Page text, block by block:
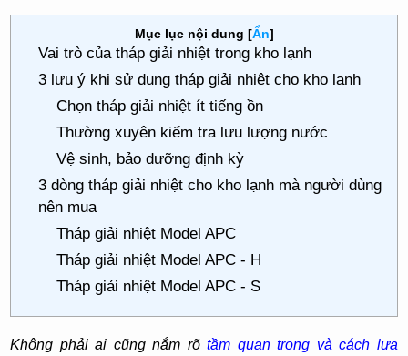
Mục lục nội dung [Ẩn]
Vai trò của tháp giải nhiệt trong kho lạnh
3 lưu ý khi sử dụng tháp giải nhiệt cho kho lạnh
Chọn tháp giải nhiệt ít tiếng ồn
Thường xuyên kiểm tra lưu lượng nước
Vệ sinh, bảo dưỡng định kỳ
3 dòng tháp giải nhiệt cho kho lạnh mà người dùng
nên mua
Tháp giải nhiệt Model APC
Tháp giải nhiệt Model APC - H
Tháp giải nhiệt Model APC - S
Không phải ai cũng nắm rõtầm quan trọng và cách lựa